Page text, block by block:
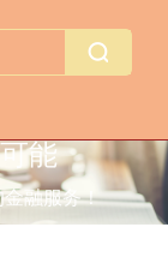
能
融服务！